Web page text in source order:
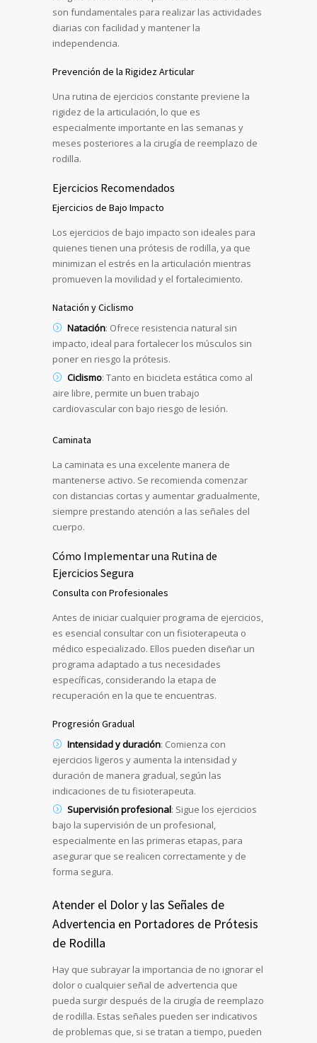
son fundamentales para realizar las actividades
diarias con facilidad y mantener la
independencia.
Prevención de la Rigidez Articular
Una rutina de ejercicios constante previene la
rigidez de la articulación, lo que es
especialmente importante en las semanas y
meses posteriores a la cirugía de reemplazo de
rodilla.
Ejercicios Recomendados
Ejercicios de Bajo Impacto
Los ejercicios de bajo impacto son ideales para
quienes tienen una prótesis de rodilla, ya que
minimizan el estrés en la articulación mientras
promueven la movilidad y el fortalecimiento.
Natación y Ciclismo
Natación: Ofrece resistencia natural sin
impacto, ideal para fortalecer los músculos sin
poner en riesgo la prótesis.
Ciclismo: Tanto en bicicleta estática como al
aire libre, permite un buen trabajo
cardiovascular con bajo riesgo de lesión.
Caminata
La caminata es una excelente manera de
mantenerse activo. Se recomienda comenzar
con distancias cortas y aumentar gradualmente,
siempre prestando atención a las señales del
cuerpo.
Cómo Implementar una Rutina de
Ejercicios Segura
Consulta con Profesionales
Antes de iniciar cualquier programa de ejercicios,
es esencial consultar con un fisioterapeuta o
médico especializado. Ellos pueden diseñar un
programa adaptado a tus necesidades
específicas, considerando la etapa de
recuperación en la que te encuentras.
Progresión Gradual
Intensidad y duración: Comienza con
ejercicios ligeros y aumenta la intensidad y
duración de manera gradual, según las
indicaciones de tu fisioterapeuta.
Supervisión profesional: Sigue los ejercicios
bajo la supervisión de un profesional,
especialmente en las primeras etapas, para
asegurar que se realicen correctamente y de
forma segura.
Atender el Dolor y las Señales de
Advertencia en Portadores de Prótesis
de Rodilla
Hay que subrayar la importancia de no ignorar el
dolor o cualquier señal de advertencia que
pueda surgir después de la cirugía de reemplazo
de rodilla. Estas señales pueden ser indicativos
de problemas que, si se tratan a tiempo, pueden